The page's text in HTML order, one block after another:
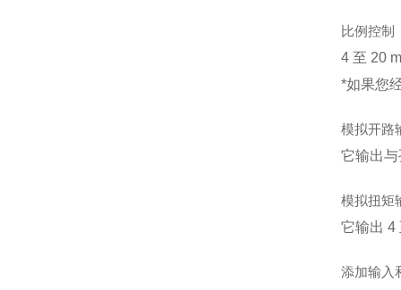
比例控制
4 至 20
*如果您
模拟开路
它输出
模拟扭矩
它输出 4
添加输入